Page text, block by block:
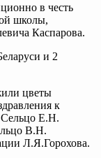
в честь
школы,
Каспарова.
и 2
цветы
к
Сельцо Е.Н.
В.Н.
Л.Я.Горохова.